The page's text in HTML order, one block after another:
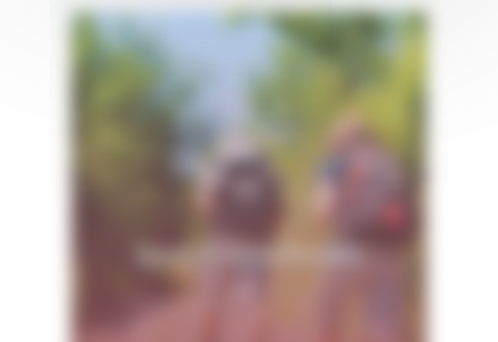
Sport & Randonnée